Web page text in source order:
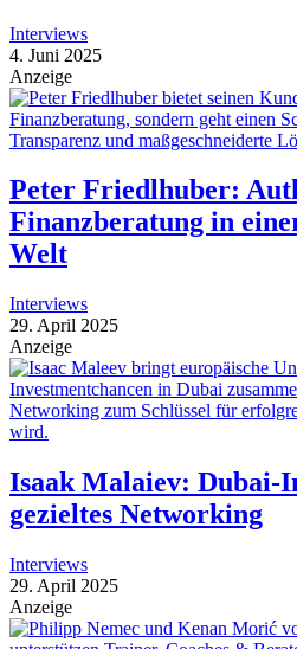
Interviews
4. Juni 2025
Anzeige
Peter Friedlhuber:
Finanzberatung in
Welt
Interviews
29. April 2025
Anzeige
Isaak Malaiev: Dubai-
gezieltes Networking
Interviews
29. April 2025
Anzeige